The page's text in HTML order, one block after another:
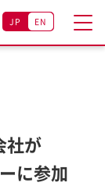
JP EN
社が
に参加